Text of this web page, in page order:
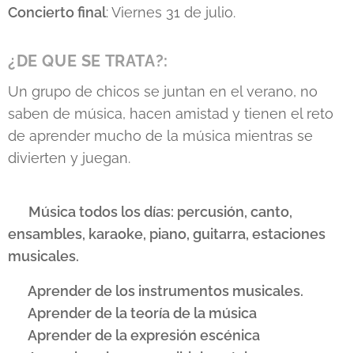
Concierto final: Viernes 31 de julio.
¿DE QUE SE TRATA?:
Un grupo de chicos se juntan en el verano, no
saben de música, hacen amistad y tienen el reto
de aprender mucho de la música mientras se
divierten y juegan.
🎵 Música todos los días: percusión, canto,
ensambles, karaoke, piano, guitarra, estaciones
musicales.
🎨 Aprender de los instrumentos musicales.
💧 Aprender de la teoría de la música
🎭 Aprender de la expresión escénica